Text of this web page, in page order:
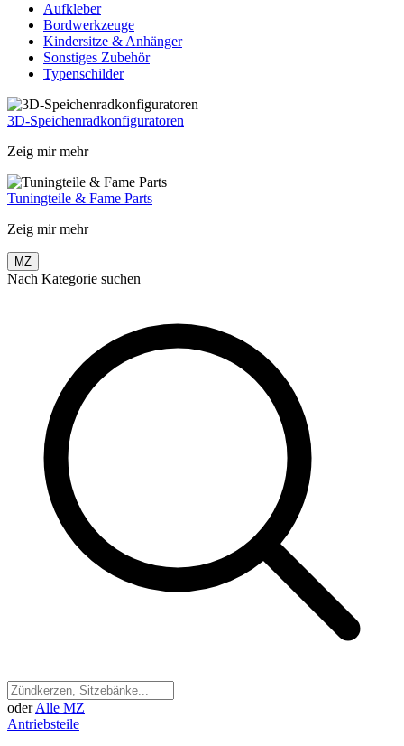
Aufkleber
Bordwerkzeuge
Kindersitze & Anhänger
Sonstiges Zubehör
Typenschilder
3D-Speichenradkonfiguratoren
Zeig mir mehr
Tuningteile & Fame Parts
Zeig mir mehr
MZ
Nach Kategorie suchen
oder Alle MZ
Antriebsteile